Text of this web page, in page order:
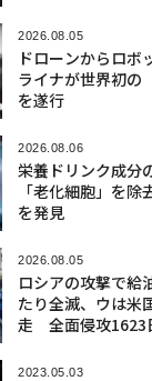
2026.08.05
ドローンからロボ
ライナが世界初の
を遂行
2026.08.06
栄養ドリンク成分
「老化細胞」を
を発見
2026.08.05
ロシアの攻撃で給
たり全滅、ウは米
走 全面侵攻1623
2023.05.03